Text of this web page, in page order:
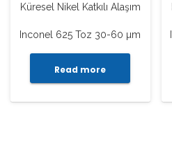
Küresel Nikel Katkılı Alaşım
Inconel 625 Toz 30-60 µm
Read more